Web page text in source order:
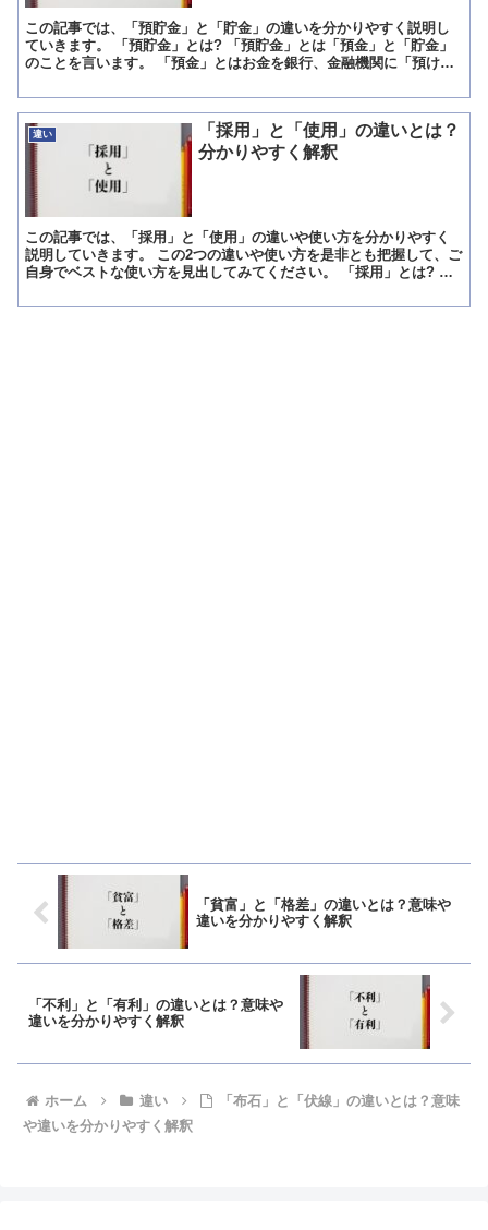
この記事では、「預貯金」と「貯金」の違いを分かりやすく説明し
ていきます。 「預貯金」とは? 「預貯金」とは「預金」と「貯金」
のことを言います。 「預金」とはお金を銀行、金融機関に「預け
違い
「採用」と「使用」の違いとは？
分かりやすく解釈
この記事では、「採用」と「使用」の違いや使い方を分かりやすく
説明していきます。 この2つの違いや使い方を是非とも把握して、ご
自身でベストな使い方を見出してみてください。 「採用」とは? 最
「貧富」と「格差」の違いとは？意味や
違いを分かりやすく解釈
「不利」と「有利」の違いとは？意味や
違いを分かりやすく解釈
ホーム 違い
「布石」と「伏線」の違いとは？意味
や違いを分かりやすく解釈